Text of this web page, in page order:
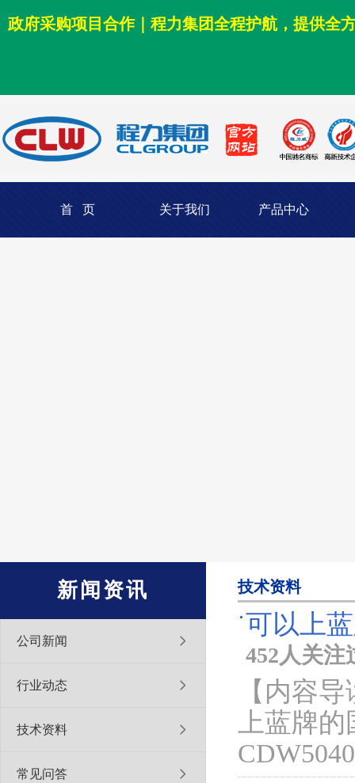
政府采购项目合作｜程力集团全程护航，提供全
首 页 关于我们 产品中心
新闻资讯
公司新闻
行业动态
技术资料
常见问答
技术资料
可以上
452人关注
【内容
上蓝牌